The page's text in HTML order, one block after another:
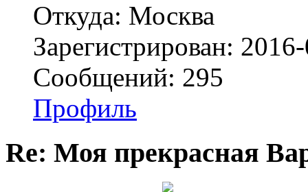
Откуда: Москва
Зарегистрирован:
Сообщений: 295
Профиль
Re: Моя прекрасная